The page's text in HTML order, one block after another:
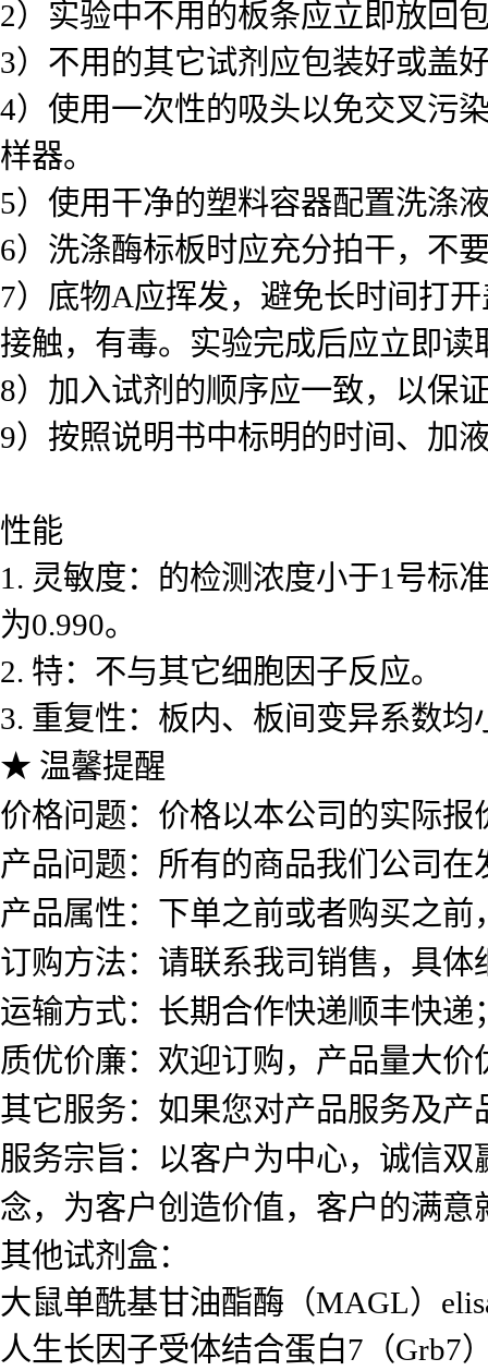
2）实验中不用的板条应立即放回
3）不用的其它试剂应包装好或盖
4）使用一次性的吸头以免交叉污
样器。
5）使用干净的塑料容器配置洗涤
6）洗涤酶标板时应充分拍干，不
7）底物A应挥发，避免长时间打
接触，有毒。实验完成后应立即读
8）加入试剂的顺序应一致，以保
9）按照说明书中标明的时间、加
性能
1. 灵敏度：的检测浓度小于1号标
为0.990。
2. 特：不与其它细胞因子反应。
3. 重复性：板内、板间变异系数均
★ 温馨提醒
价格问题：价格以本公司的实际报
产品问题：所有的商品我们公司
产品属性：下单之前或者购买之
订购方法：请联系我司销售，具体
运输方式：长期合作快递顺丰快递
质优价廉：欢迎订购，产品量大价
其它服务：如果您对产品服务及
服务宗旨：以客户为中心，诚信
念，为客户创造价值，客户的满意
其他试剂盒：
大鼠单酰基甘油酯酶（MAGL）
人生长因子受体结合蛋白7（Grb7